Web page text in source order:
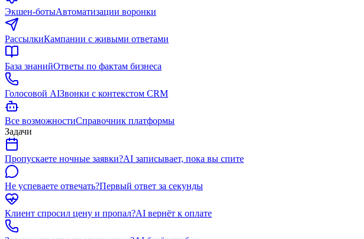
Экшен-ботыАвтоматизации воронки
РассылкиКампании с живыми ответами
База знанийОтветы по фактам бизнеса
Голосовой AIЗвонки с контекстом CRM
Все возможностиСправочник платформы
Задачи
Пропускаете ночные заявки?AI записывает, пока вы спите
Не успеваете отвечать?Первый ответ за секунды
Клиент спросил цену и пропал?AI вернёт к оплате